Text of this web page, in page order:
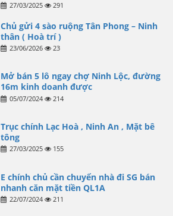
27/03/2025 291
Chủ gửi 4 sào ruộng Tân Phong – Ninh
thân ( Hoà trí )
23/06/2026 23
Mở bán 5 lô ngay chợ Ninh Lộc, đường
16m kinh doanh được
05/07/2024 214
Trục chính Lạc Hoà , Ninh An , Mặt bê
tông
27/03/2025 155
E chính chủ cần chuyển nhà đi SG bán
nhanh căn mặt tiền QL1A
22/07/2024 211